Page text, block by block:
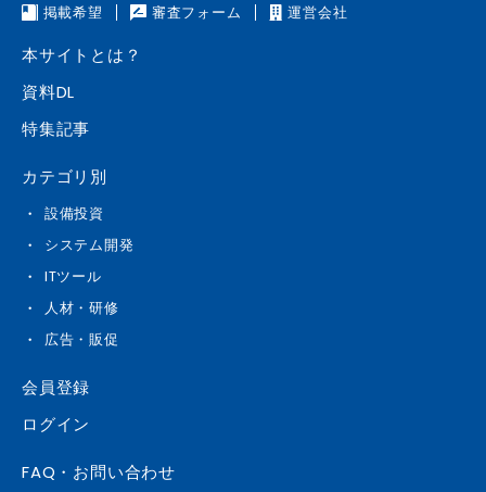
掲載希望 審査フォーム 運営会社
本サイトとは？
資料DL
特集記事
カテゴリ別
設備投資
システム開発
ITツール
人材・研修
広告・販促
会員登録
ログイン
FAQ・お問い合わせ